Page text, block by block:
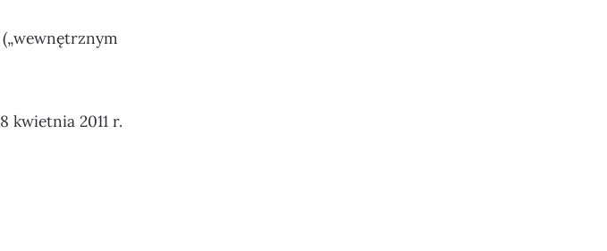
kwietnia 2011 r.